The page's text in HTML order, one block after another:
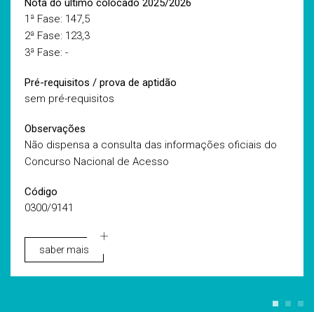
Nota do último colocado 2025/2026
1ª Fase: 147,5
2ª Fase: 123,3
3ª Fase: -
Pré-requisitos / prova de aptidão
sem pré-requisitos
Observações
Não dispensa a consulta das informações oficiais do
Concurso Nacional de Acesso
Código
0300/9141
saber mais